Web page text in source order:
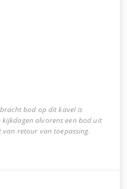
bod op dit kavel is
alvorens een bod uit
van retour van toepassing.